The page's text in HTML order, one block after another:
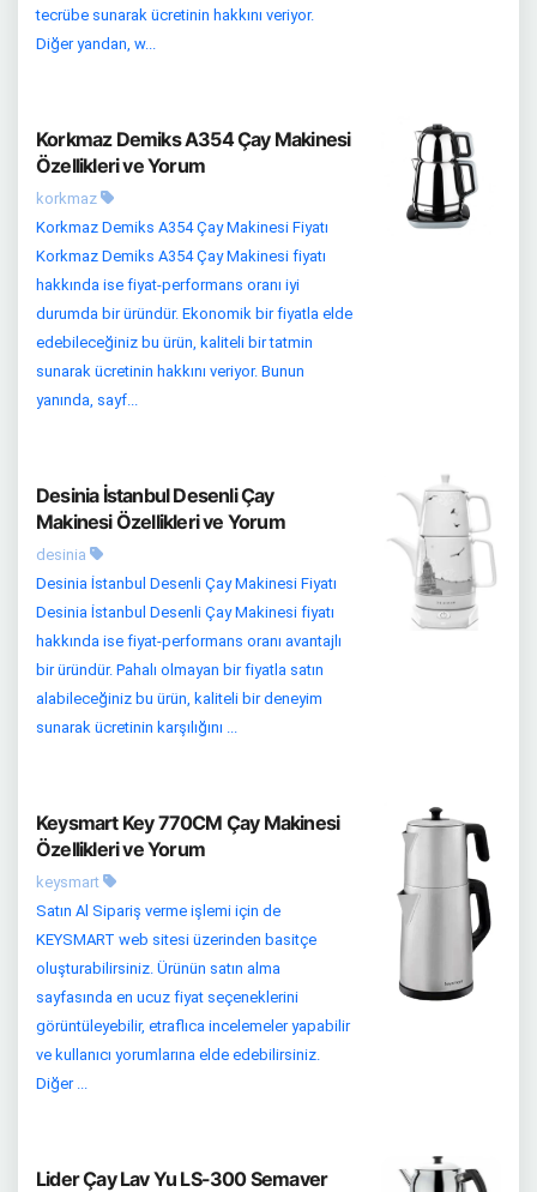
tecrübe sunarak ücretinin hakkını veriyor.
Diğer yandan, w...
Korkmaz Demiks A354 Çay Makinesi
Özellikleri ve Yorum
korkmaz
Korkmaz Demiks A354 Çay Makinesi Fiyatı
Korkmaz Demiks A354 Çay Makinesi fiyatı
hakkında ise fiyat-performans oranı iyi
durumda bir üründür. Ekonomik bir fiyatla elde
edebileceğiniz bu ürün, kaliteli bir tatmin
sunarak ücretinin hakkını veriyor. Bunun
yanında, sayf...
Desinia İstanbul Desenli Çay
Makinesi Özellikleri ve Yorum
desinia
Desinia İstanbul Desenli Çay Makinesi Fiyatı
Desinia İstanbul Desenli Çay Makinesi fiyatı
hakkında ise fiyat-performans oranı avantajlı
bir üründür. Pahalı olmayan bir fiyatla satın
alabileceğiniz bu ürün, kaliteli bir deneyim
sunarak ücretinin karşılığını ...
Keysmart Key 770CM Çay Makinesi
Özellikleri ve Yorum
keysmart
Satın Al Sipariş verme işlemi için de
KEYSMART web sitesi üzerinden basitçe
oluşturabilirsiniz. Ürünün satın alma
sayfasında en ucuz fiyat seçeneklerini
görüntüleyebilir, etraflıca incelemeler yapabilir
ve kullanıcı yorumlarına elde edebilirsiniz.
Diğer ...
Lider Çay Lav Yu LS-300 Semaver